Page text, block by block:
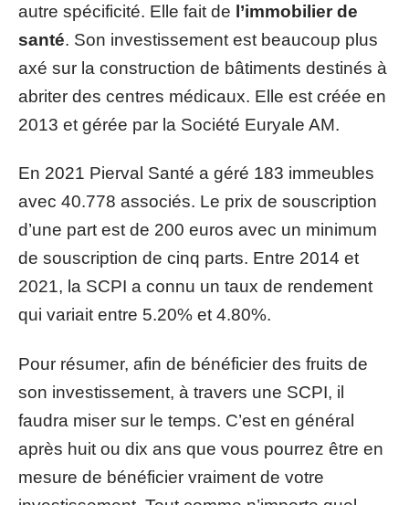
autre spécificité. Elle fait de l’immobilier de
santé. Son investissement est beaucoup plus
axé sur la construction de bâtiments destinés à
abriter des centres médicaux. Elle est créée en
2013 et gérée par la Société Euryale AM.
En 2021 Pierval Santé a géré 183 immeubles
avec 40.778 associés. Le prix de souscription
d’une part est de 200 euros avec un minimum
de souscription de cinq parts. Entre 2014 et
2021, la SCPI a connu un taux de rendement
qui variait entre 5.20% et 4.80%.
Pour résumer, afin de bénéficier des fruits de
son investissement, à travers une SCPI, il
faudra miser sur le temps. C’est en général
après huit ou dix ans que vous pourrez être en
mesure de bénéficier vraiment de votre